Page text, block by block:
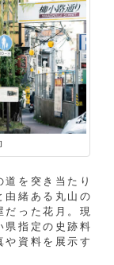
を突き当たり
緒ある丸山の
った花月。現
指定の史跡料
資料を展示す